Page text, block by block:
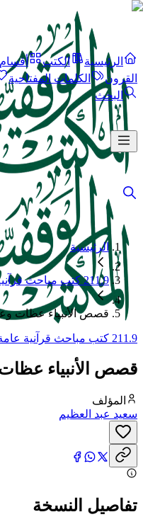
الرئيسية الكتب
القرون
الكلمات المفتاحية
البحث
الرئيسية
211.9 كتب مباحث قرآنية عامة
قصص الأنبياء عظات
211.9 كتب مباحث قرآنية عامة
قصص الأنبياء
المؤلف
سعيد عبد العظيم
تفاصيل النسخة